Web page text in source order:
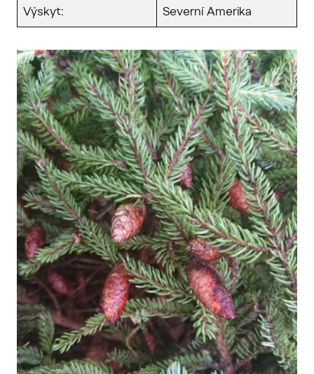
Výskyt: Severní Amerika